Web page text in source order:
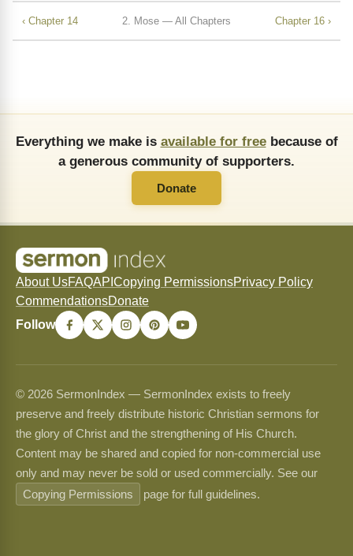
‹ Chapter 14 2. Mose — All Chapters Chapter 16 ›
Everything we make is available for freebecause of
a generous community of supporters.
Donate
About UsFAQAPI Copying PermissionsPrivacy Policy
CommendationsDonate
Follow
© 2026 SermonIndex — SermonIndex exists to freely
preserve and freely distribute historic Christian sermons for
the glory of Christ and the strengthening of His Church.
Content may be shared and copied for non-commercial use
only and may never be sold or used commercially. See our
Copying Permissions
page for full guidelines.